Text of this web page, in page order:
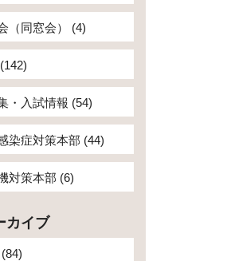
（同窓会） (4)
・入試情報 (54)
染症対策本部 (44)
対策本部 (6)
カイブ